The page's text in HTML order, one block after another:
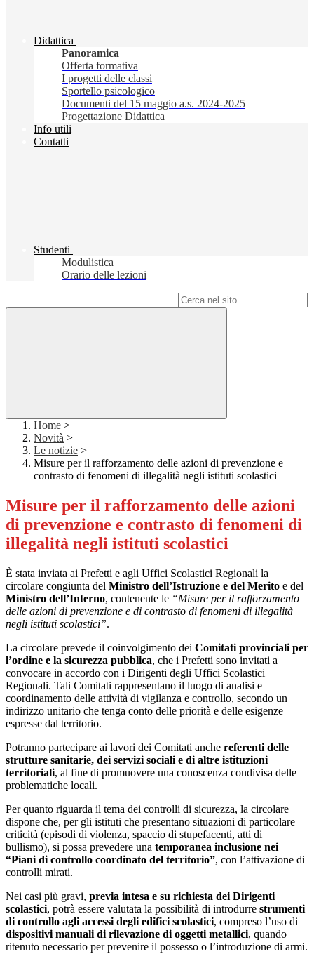
Didattica
Panoramica
Offerta formativa
I progetti delle classi
Sportello psicologico
Documenti del 15 maggio a.s. 2024-2025
Progettazione Didattica
Info utili
Contatti
Studenti
Modulistica
Orario delle lezioni
Home >
Novità >
Le notizie >
Misure per il rafforzamento delle azioni di prevenzione e
contrasto di fenomeni di illegalità negli istituti scolastici
Misure per il rafforzamento delle azioni
di prevenzione e contrasto di fenomeni di
illegalità negli istituti scolastici
È stata inviata ai Prefetti e agli Uffici Scolastici Regionali la
circolare congiunta del Ministro dell’Istruzione e del Merito e del
Ministro dell’Interno, contenente le “Misure per il rafforzamento
delle azioni di prevenzione e di contrasto di fenomeni di illegalità
negli istituti scolastici”.
La circolare prevede il coinvolgimento dei Comitati provinciali per
l’ordine e la sicurezza pubblica, che i Prefetti sono invitati a
convocare in accordo con i Dirigenti degli Uffici Scolastici
Regionali. Tali Comitati rappresentano il luogo di analisi e
coordinamento delle attività di vigilanza e controllo, secondo un
indirizzo unitario che tenga conto delle priorità e delle esigenze
espresse dal territorio.
Potranno partecipare ai lavori dei Comitati anche referenti delle
strutture sanitarie, dei servizi sociali e di altre istituzioni
territoriali, al fine di promuovere una conoscenza condivisa delle
problematiche locali.
Per quanto riguarda il tema dei controlli di sicurezza, la circolare
dispone che, per gli istituti che presentano situazioni di particolare
criticità (episodi di violenza, spaccio di stupefacenti, atti di
bullismo), si possa prevedere una temporanea inclusione nei
“Piani di controllo coordinato del territorio”, con l’attivazione di
controlli mirati.
Nei casi più gravi, previa intesa e su richiesta dei Dirigenti
scolastici, potrà essere valutata la possibilità di introdurre strumenti
di controllo agli accessi degli edifici scolastici, compreso l’uso di
dispositivi manuali di rilevazione di oggetti metallici, quando
ritenuto necessario per prevenire il possesso o l’introduzione di armi.